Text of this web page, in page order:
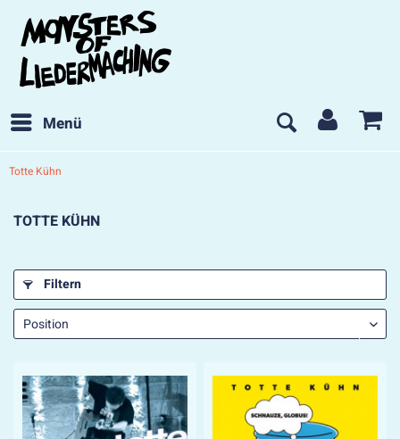
Menü
Totte Kühn
TOTTE KÜHN
Filtern